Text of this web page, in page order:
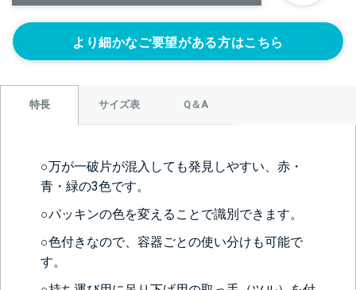
正面側の下部にノズルをつける
ニップル
1/4’(+22440円)
ニップル
3/8’(+22440円)
ニップル
1/2’(+22440円)
ソケット
1/4’(+22440円)
3/8’(+22440円)
ヘルール
ヘルール
より細かなご要望がある方はこちら
特長 サイズ表 Q＆A
○万が一破片が混入しても発見しやすい、赤・
青・緑の3色です。
○パッキンの色を変えることで識別できます。
○色付きなので、容器ごとの使い分けも可能で
す。